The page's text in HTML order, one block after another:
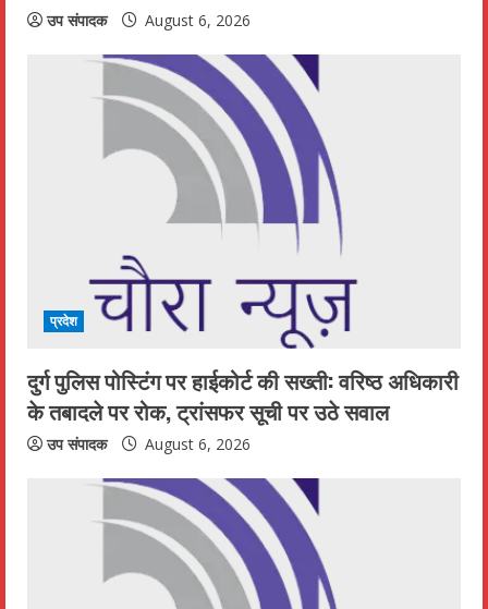
उप संपादक August 6, 2026
प्रदेश
दुर्ग पुलिस पोस्टिंग पर हाईकोर्ट की सख्ती: वरिष्ठ अधिकारी
के तबादले पर रोक, ट्रांसफर सूची पर उठे सवाल
उप संपादक August 6, 2026